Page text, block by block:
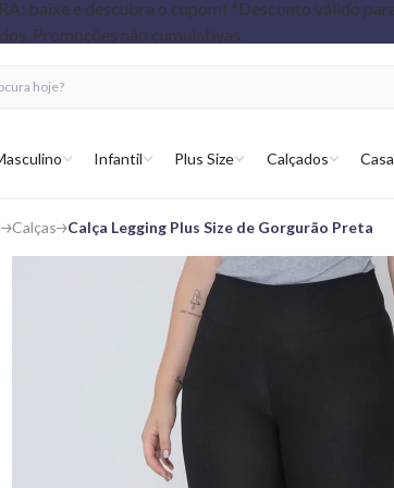
Infantil Plus Size Calçados Casa
Calças Calça Legging Plus Size de Gorgurão Preta